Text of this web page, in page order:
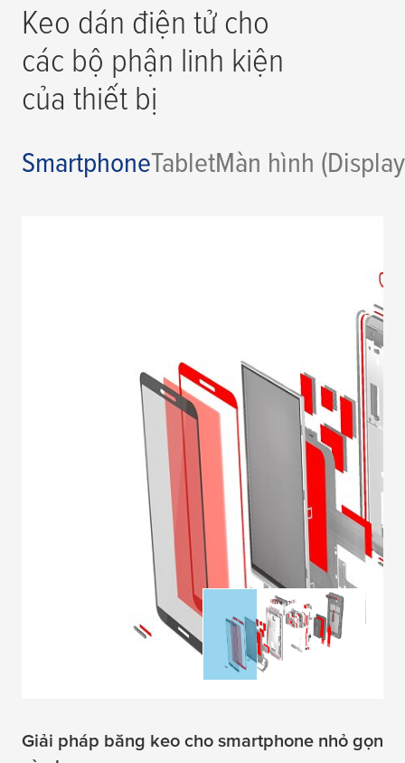
Keo dán điện tử cho
các bộ phận linh kiện
của thiết bị
SmartphoneTabletMàn hình
Giải pháp băng keo cho smartphone nhỏ gọn